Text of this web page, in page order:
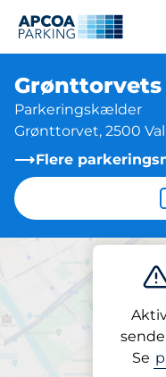
Parkeringskælder
Grønttorvet, 2500
Flere
Se